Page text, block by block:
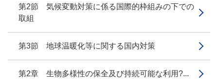
第2節 気候変動対策に係る国際的枠組みの下での
取組
第3節 地球温暖化等に関する国内対策
第2章 生物多様性の保全及び持続可能な利用?...